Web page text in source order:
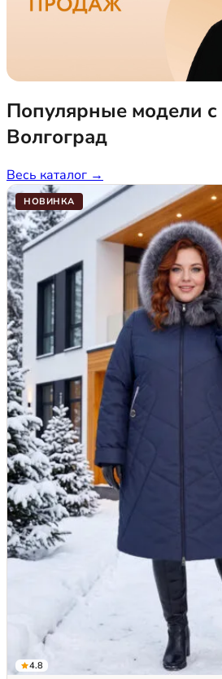
Популярные модели с
Волгоград
Весь каталог →
НОВИНКА
4.8